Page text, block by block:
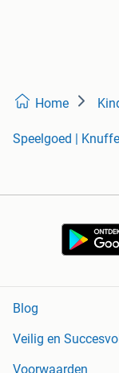
Home
Speelgoed |
Blog
Veilig en
Voorwaarden